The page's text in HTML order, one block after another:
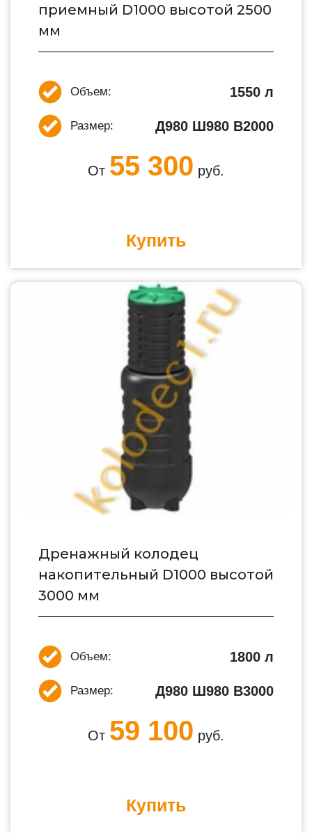
приемный D1000 высотой 2500
мм
Объем: 1550 л
Размер: Д980 Ш980 В2000
От 55 300 руб.
Купить
Дренажный колодец
накопительный D1000 высотой
3000 мм
Объем: 1800 л
Размер: Д980 Ш980 В3000
От 59 100 руб.
Купить